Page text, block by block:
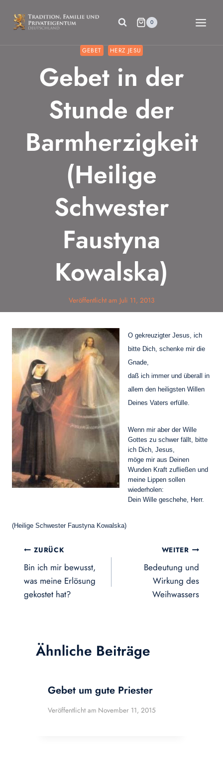
Inhalt
springen
0
GEBET HERZ JESU
Gebet in der
Stunde der
Barmherzigkeit
(Heilige
Schwester
Faustyna
Kowalska)
Veröffentlicht am Juli 11, 2013
O gekreuzigter Jesus, ich
bitte Dich, schenke mir die
Gnade,
daß ich immer und überall in
allem den heiligsten Willen
Deines Vaters erfülle.
Wenn mir aber der Wille
Gottes zu schwer fällt, bitte
ich Dich, Jesus,
möge mir aus Deinen
Wunden Kraft zufließen und
meine Lippen sollen
wiederholen:
Dein Wille geschehe, Herr.
(Heilige Schwester Faustyna Kowalska)
Beitragsnavigation
ZURÜCK
Bin ich mir bewusst,
was meine Erlösung
gekostet hat?
WEITER
Bedeutung und
Wirkung des
Weihwassers
Ähnliche Beiträge
Gebet um gute Priester
Veröffentlicht am November 11, 2015